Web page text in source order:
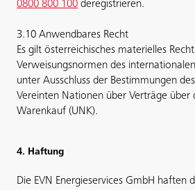
0800 800 100 deregistrieren.
3.10 Anwendbares Recht
Es gilt österreichisches materielles
Verweisungsnormen des
unter Ausschluss der Bestimmungen
Vereinten Nationen über Verträge über
Warenkauf (UNK).
4. Haftung
Die EVN Energieservices GmbH haften